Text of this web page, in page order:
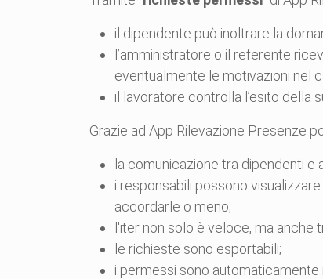
il dipendente può inoltrare la
l’amministratore o il referente
eventualmente le motivazioni nel
il lavoratore controlla l’esito della
Grazie ad App Rilevazione Presenze
la comunicazione tra dipendenti
i responsabili possono
accordarle o meno;
l'iter non solo è veloce, ma anche
le richieste sono esportabili;
i permessi sono